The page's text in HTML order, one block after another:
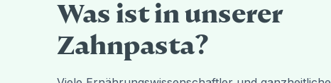
Was ist in unserer
Zahnpasta?